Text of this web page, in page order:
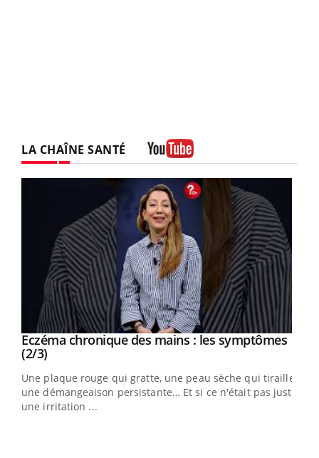
LA CHAÎNE SANTÉ
Youtube
Eczéma chronique des mains : les symptômes
(2/3)Youtube
Une plaque rouge qui gratte, une peau sèche qui tiraille,
une démangeaison persistante… Et si ce n'était pas juste
une irritation ...